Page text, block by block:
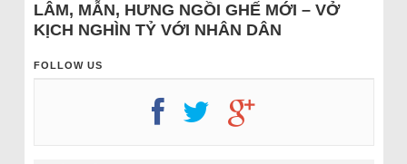
LÂM, MẪN, HƯNG NGỒI GHẾ MỚI – VỞ
KỊCH NGHÌN TỶ VỚI NHÂN DÂN
FOLLOW US